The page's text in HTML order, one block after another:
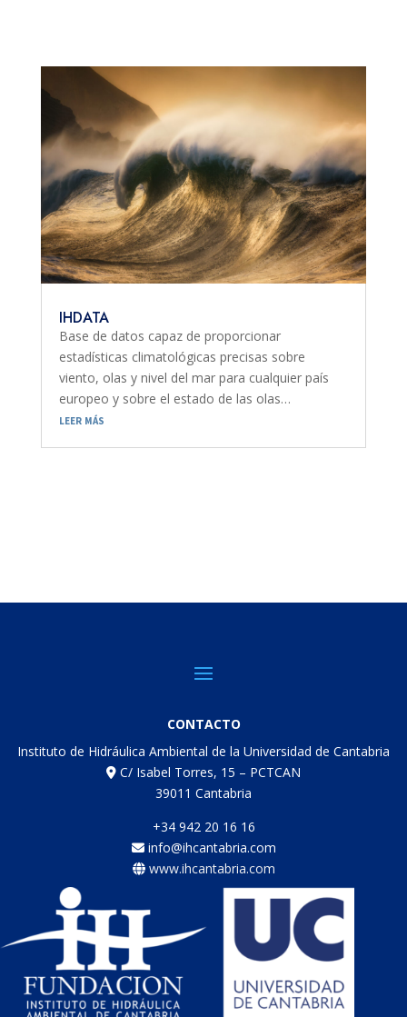
IHDATA
Base de datos capaz de proporcionar
estadísticas climatológicas precisas sobre
viento, olas y nivel del mar para cualquier país
europeo y sobre el estado de las olas…
leer más
CONTACTO
Instituto de Hidráulica Ambiental de la Universidad de Cantabria
C/ Isabel Torres, 15 – PCTCAN
39011 Cantabria
+34 942 20 16 16
info@ihcantabria.com
www.ihcantabria.com